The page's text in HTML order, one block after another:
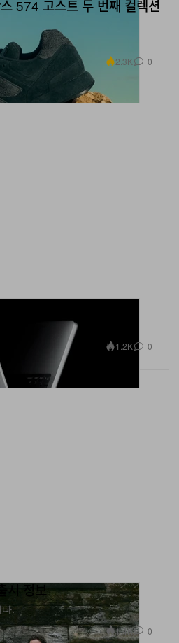
574 고스트 두 번째 컬렉션
2.3K 0
맥북 프로 및 에어 공개
1.2K 0
시 정보
.
1.4K 0